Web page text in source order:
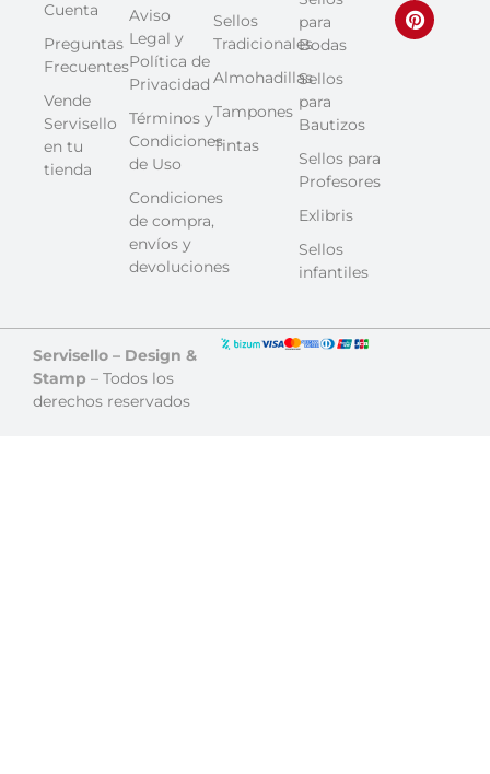
Cuenta
Preguntas
Frecuentes
Vende
Servisello
en tu
tienda
Aviso
Legal y
Política de
Privacidad
Términos y
Condiciones
de Uso
Condiciones
de compra,
envíos y
devoluciones
Sellos
Tradicionales
Almohadillas
Tampones
Tintas
para
Bodas
Sellos
para
Bautizos
Sellos para
Profesores
Exlibris
Sellos
infantiles
Servisello – Design &
Stamp – Todos los
derechos reservados